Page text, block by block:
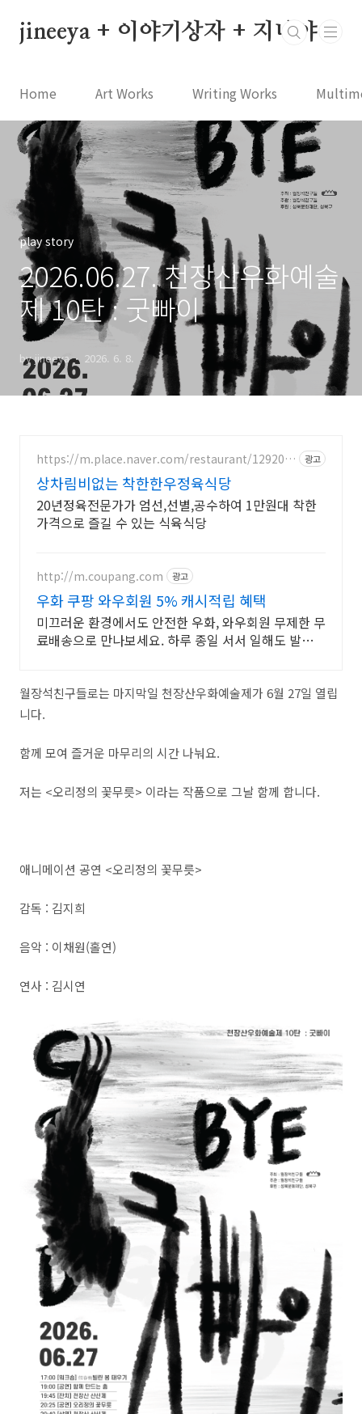
jineeya + 이야기상자 + 지니야
Home Art Works Writing Works
play story
2026.06.27. 천장산우화예술
제 10탄 : 굿빠이
by jineeya 2026. 6. 8.
https://m.place.naver.com/restaurant/129205
광고
상차림비없는 착한한우정육식당
20년정육전문가가 엄선,선별,공수하여 1만원대 착한
가격으로 즐길 수 있는 식육식당
http://m.coupang.com 광고
우화 쿠팡 와우회원 5% 캐시적립 혜택
미끄러운 환경에서도 안전한 우화, 와우회원 무제한 무
료배송으로 만나보세요. 하루 종일 서서 일해도 발이
월장석친구들로는 마지막일 천장산우화예술제가 6월 27일 열립
니다.
함께 모여 즐거운 마무리의 시간 나눠요.
저는 <오리정의 꽃무릇> 이라는 작품으로 그날 함께 합니다.
애니메이션 공연 <오리정의 꽃무릇>
감독 : 김지희
음악 : 이채원(홀연)
연사 : 김시연